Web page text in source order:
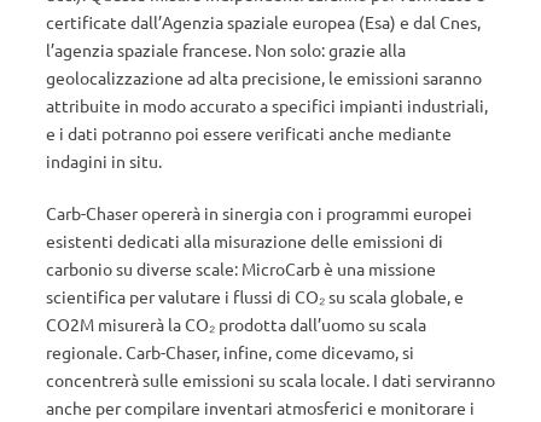
certificate dall’Agenzia spaziale europea (Esa) e dal Cnes,
l’agenzia spaziale francese. Non solo: grazie alla
geolocalizzazione ad alta precisione, le emissioni saranno
attribuite in modo accurato a specifici impianti industriali,
e i dati potranno poi essere verificati anche mediante
indagini in situ.
Carb-Chaser opererà in sinergia con i programmi europei
esistenti dedicati alla misurazione delle emissioni di
carbonio su diverse scale: MicroCarb è una missione
scientifica per valutare i flussi di CO₂ su scala globale, e
CO2M misurerà la CO₂ prodotta dall’uomo su scala
regionale. Carb-Chaser, infine, come dicevamo, si
concentrerà sulle emissioni su scala locale. I dati serviranno
anche per compilare inventari atmosferici e monitorare i